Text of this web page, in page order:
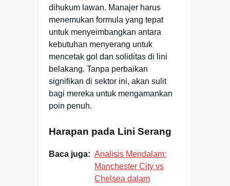
dihukum lawan. Manajer harus
menemukan formula yang tepat
untuk menyeimbangkan antara
kebutuhan menyerang untuk
mencetak gol dan soliditas di lini
belakang. Tanpa perbaikan
signifikan di sektor ini, akan sulit
bagi mereka untuk mengamankan
poin penuh.
Harapan pada Lini Serang
Baca juga: Analisis Mendalam:
Manchester City vs
Chelsea dalam